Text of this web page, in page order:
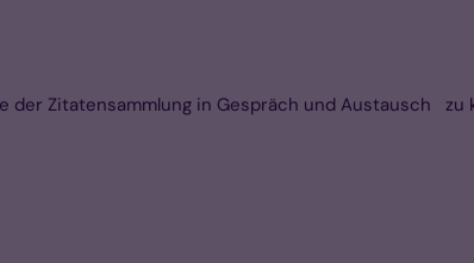
Zitatensammlung in Gespräch und Austausch zu